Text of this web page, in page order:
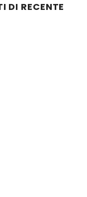
DI RECENTE